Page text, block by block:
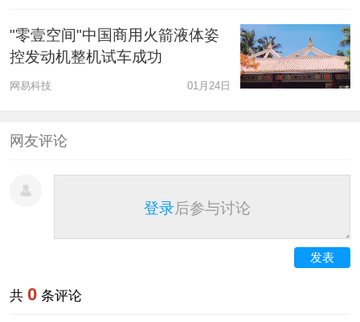
"零壹空间"中国商用火箭液体姿
控发动机整机试车成功
网易科技 01月24日
网友评论
登录后参与讨论
发表
共 0 条评论